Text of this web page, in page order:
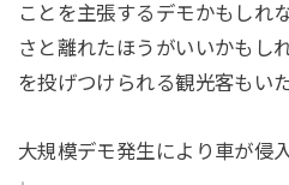
ことを主張するデモかもしれ
さと離れたほうがいいかもし
を投げつけられる観光客もい
大規模デモ発生により車が侵